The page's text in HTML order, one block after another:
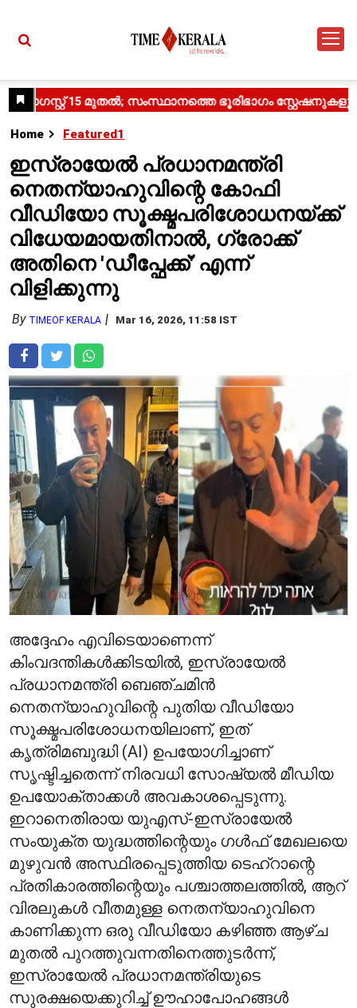
Home Featured1
ഇസ്രായേൽ പ്രധാനമന്ത്രി
നെതന്യാഹുവിന്റെ കോഫി
വീഡിയോ സൂക്ഷ്മപരിശോധനയ്ക്ക്
വിധേയമായതിനാൽ, ഗ്രോക്ക്
അതിനെ 'ഡീപ്ഫേക്ക്' എന്ന്
വിളിക്കുന്നു
By TIMEOF KERALA Mar 16, 2026, 11:58 IST
അദ്ദേഹം എവിടെയാണെന്ന്
കിംവദന്തികൾക്കിടയിൽ, ഇസ്രായേൽ
പ്രധാനമന്ത്രി ബെഞ്ചമിൻ
നെതന്യാഹുവിന്റെ പുതിയ വീഡിയോ
സൂക്ഷ്മപരിശോധനയിലാണ്, ഇത്
കൃത്രിമബുദ്ധി (AI) ഉപയോഗിച്ചാണ്
സൃഷ്ടിച്ചതെന്ന് നിരവധി സോഷ്യൽ മീഡിയ
ഉപയോക്താക്കൾ അവകാശപ്പെടുന്നു.
ഇറാനെതിരായ യുഎസ്-ഇസ്രായേൽ
സംയുക്ത യുദ്ധത്തിന്റെയും ഗൾഫ് മേഖലയെ
മുഴുവൻ അസ്ഥിരപ്പെടുത്തിയ ടെഹ്‌റാന്റെ
പ്രതികാരത്തിന്റെയും പശ്ചാത്തലത്തിൽ, ആറ്
വിരലുകൾ വീതമുള്ള നെതന്യാഹുവിനെ
കാണിക്കുന്ന ഒരു വീഡിയോ കഴിഞ്ഞ ആഴ്ച
മുതൽ പുറത്തുവന്നതിനെത്തുടർന്ന്,
ഇസ്രായേൽ പ്രധാനമന്ത്രിയുടെ
സുരക്ഷയെക്കുറിച്ച് ഊഹാപോഹങ്ങൾ